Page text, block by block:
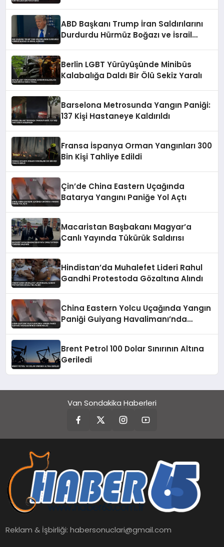
ABD Başkanı Trump İran Saldırılarını
Durdurdu Hürmüz Boğazı ve İsrail
Berlin LGBT Yürüyüşünde Minibüs
Kalabalığa Daldı Bir Ölü Sekiz Yaralı
Barselona Metrosunda Yangın Paniği:
137 Kişi Hastaneye Kaldırıldı
Fransa İspanya Orman Yangınları 300
Bin Kişi Tahliye Edildi
Çin’de China Eastern Uçağında
Batarya Yangını Paniğe Yol Açtı
Macaristan Başbakanı Magyar’a
Canlı Yayında Tükürük Saldırısı
Hindistan’da Muhalefet Lideri Rahul
Gandhi Protestoda Gözaltına Alındı
China Eastern Yolcu Uçağında Yangın
Paniği Guiyang Havalimanı’nda
Brent Petrol 100 Dolar Sınırının Altına
Geriledi
Van Sondakika Haberleri
Reklam & İşbirliği:habersonuclari@gmail.com